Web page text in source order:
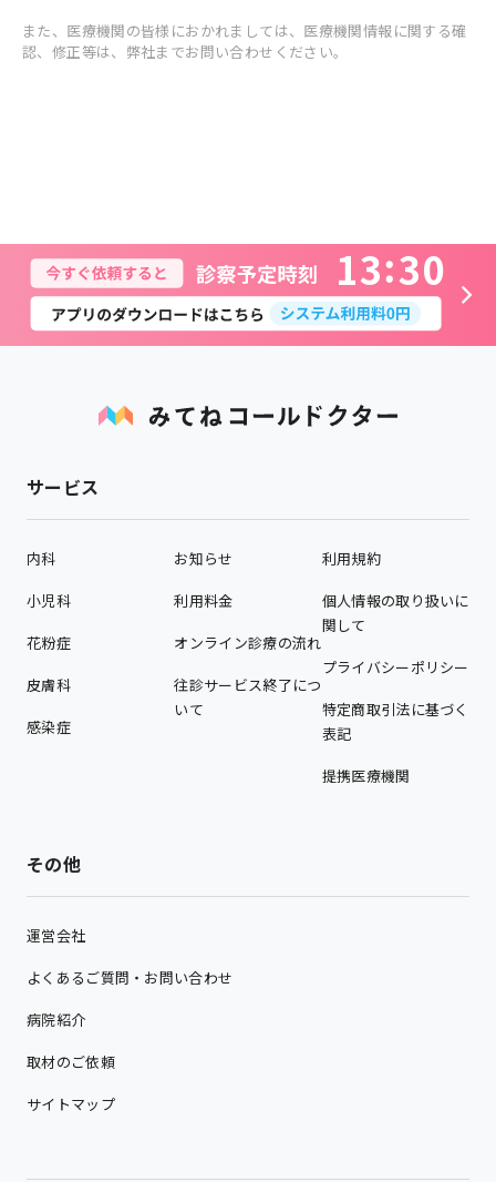
また、医療機関の皆様におかれましては、医療機関情報に関する確
認、修正等は、弊社までお問い合わせください。
13 30
サービス
内科
小児科
花粉症
皮膚科
感染症
お知らせ
利用料金
オンライン診療の流れ
往診サービス終了につ
いて
利用規約
個人情報の取り扱いに
関して
プライバシーポリシー
特定商取引法に基づく
表記
提携医療機関
その他
運営会社
よくあるご質問・お問い合わせ
病院紹介
取材のご依頼
サイトマップ